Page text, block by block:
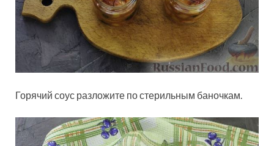
Горячий соус разложите по стерильным баночкам.